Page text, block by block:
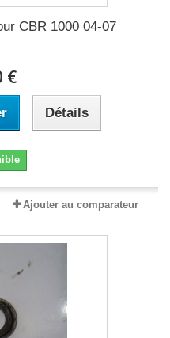
CBR 1000 04-07
€
Détails
Ajouter au comparateur